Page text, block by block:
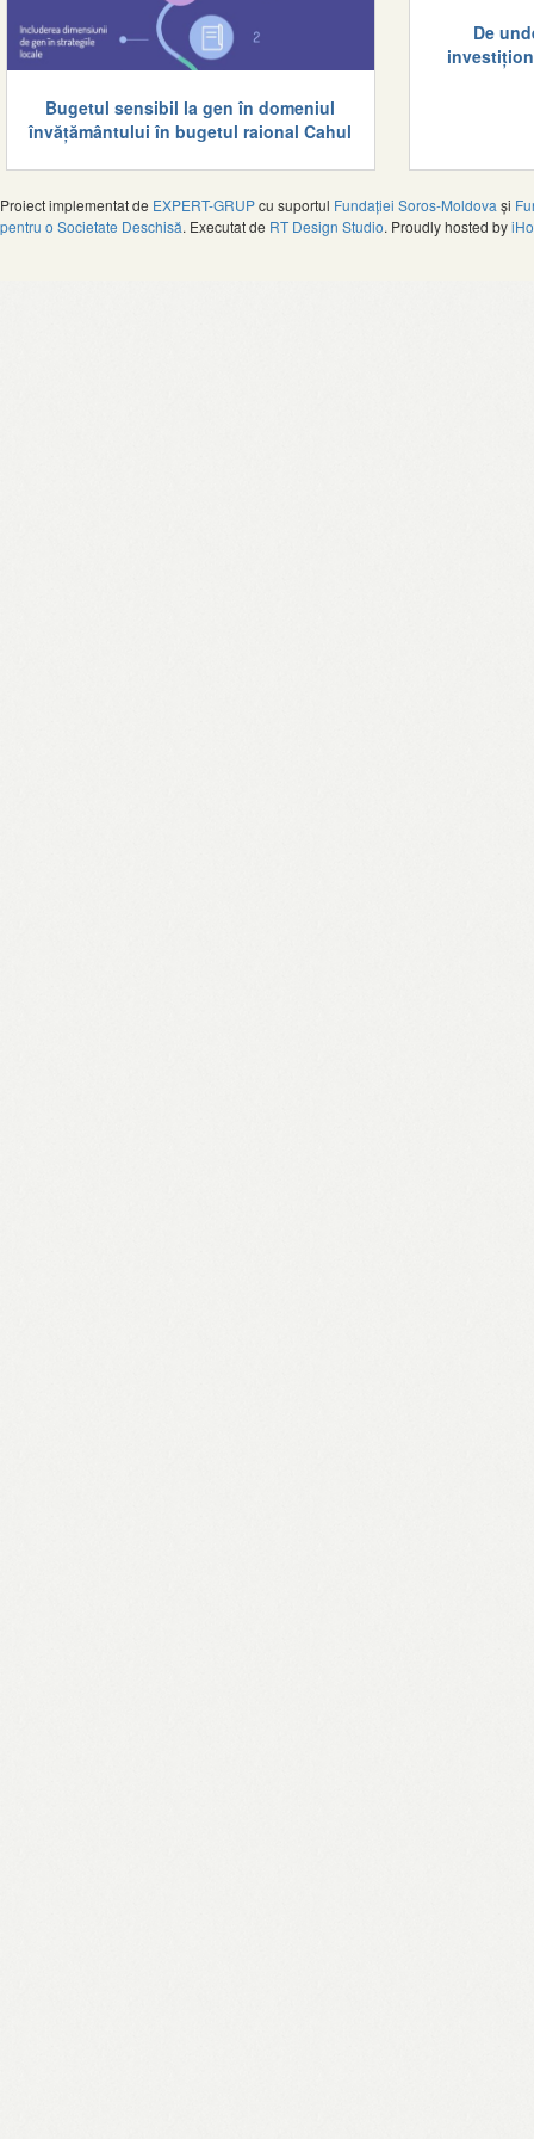
Bugetul sensibil la gen în domeniul
învățământului în bugetul raional Cahul
De
Proiect implementat de EXPERT-GRUPcu suportul Fundației Soros-Moldova și
pentru o Societate Deschisă. Executat de RT Design Studio. Proudly hosted by